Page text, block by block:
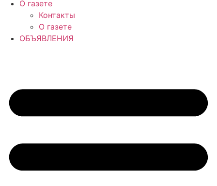
О газете
Контакты
О газете
ОБЪЯВЛЕНИЯ